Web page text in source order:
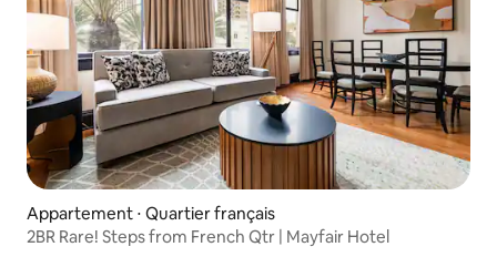
Appartement ⋅ Quartier français
2BR Rare! Steps from French Qtr | Mayfair Hotel